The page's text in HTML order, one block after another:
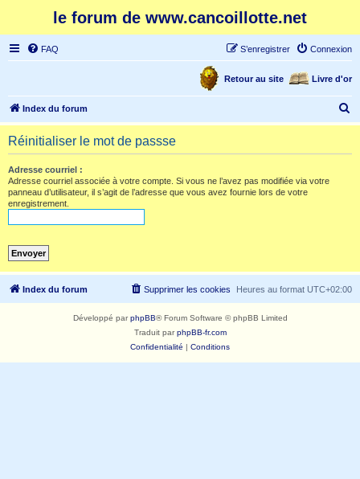
le forum de www.cancoillotte.net
FAQ Connexion
S’enregistrer
Livre d'or
Retour au site
Index du forum
e
Réinitialiser le mot de passse
Adresse courriel :
Adresse courriel associée à votre compte. Si vous ne l’avez pas modifiée via votre
panneau d’utilisateur, il s’agit de l’adresse que vous avez fournie lors de votre
enregistrement.
Index du forum Heures au format UTC+02:00
Supprimer les cookies
Développé parphpBB® Forum Software © phpBB Limited
Traduit parphpBB-fr.com
Confidentialité | Conditions